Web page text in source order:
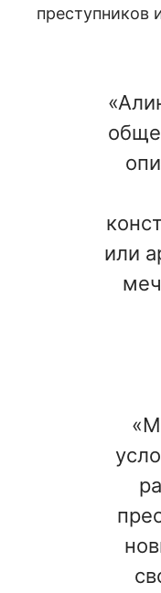
преступников
или